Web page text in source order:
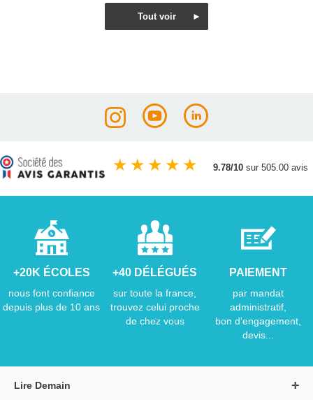
★ ★ ★ ★ ★ 9.78/10 sur 505.00 avis
+20K ÉCOLES
nous font confiance
depuis plus de 10 ans
+40 DÉLÉGUÉS
sur toute la france,
trouvez celui proche
de chez vous
PAIEMENT
par mandat
administratif,
bon d'engagement,
devis...
Lire Demain